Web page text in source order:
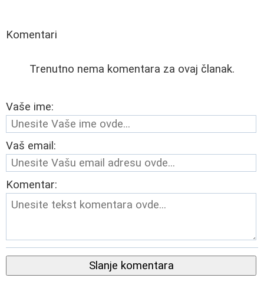
Komentari
Trenutno nema komentara za ovaj članak.
Vaše ime:
Vaš email:
Komentar:
Slanje komentara